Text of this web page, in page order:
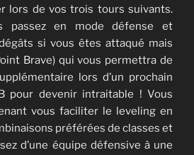
lors de vos trois tours suivants.
passez en mode défense et
si vous êtes attaqué mais
Brave) qui vous permettra de
lors d’un prochain
pour devenir intraitable ! Vous
vous faciliter le leveling en
préférées de classes et
d’une équipe défensive à une